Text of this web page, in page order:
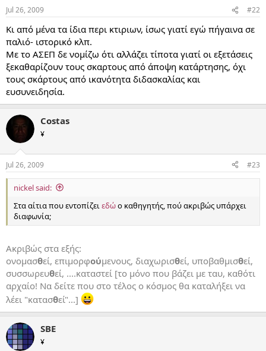
Jul 26, 2009 #22
Κι από μένα τα ίδια περι κτιριων, ίσως γιατί εγώ πήγαινα σε
παλιό- ιστορικό κλπ.
Με το ΑΣΕΠ δε νομίζω ότι αλλάζει τίποτα γιατί οι εξετάσεις
ξεκαθαρίζουν τους σκαρτους από άποψη κατάρτησης, όχι
τους σκάρτους από ικανότητα διδασκαλίας και
ευσυνειδησία.
Costas
¥
Jul 26, 2009 #23
nickel said:
Στα αίτια που εντοπίζει εδώο καθηγητής, πού ακριβώς υπάρχει
διαφωνία;
Ακριβώς στα εξής:
ονομασθεί, επιμορφούμενους, διαχωρισθεί, υποβαθμισθεί,
συσσωρευθεί, ....καταστεί [το μόνο που βάζει με ταυ, καθότι
αρχαίο! Να δείτε που στο τέλος ο κόσμος θα καταλήξει να
λέει "κατασθεί"...]
SBE
¥